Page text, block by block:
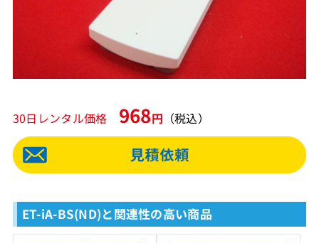
30日レンタル価格 968円 （税込）
ET-iA-BS(ND)と関連性の高い商品